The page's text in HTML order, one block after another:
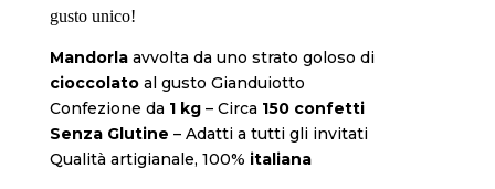
gusto unico!
Mandorlaavvolta da uno strato goloso di
cioccolato al gusto Gianduiotto
Confezione da 1 kg– Circa 150 confetti
Senza Glutine – Adatti a tutti gli invitati
Qualità artigianale, 100% italiana